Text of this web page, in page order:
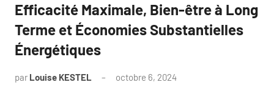
Efficacité Maximale, Bien-être à Long
Terme et Économies Substantielles
Énergétiques
par Louise KESTEL octobre 6, 2024